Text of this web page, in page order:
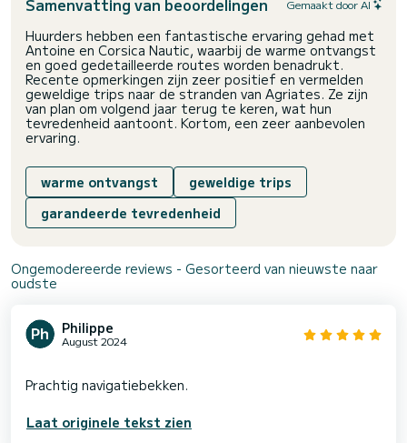
Gemaakt door AI
Huurders hebben een fantastische ervaring gehad met
Antoine en Corsica Nautic, waarbij de warme ontvangst
en goed gedetailleerde routes worden benadrukt.
Recente opmerkingen zijn zeer positief en vermelden
geweldige trips naar de stranden van Agriates. Ze zijn
van plan om volgend jaar terug te keren, wat hun
tevredenheid aantoont. Kortom, een zeer aanbevolen
ervaring.
warme ontvangst
geweldige trips
garandeerde tevredenheid
Ongemodereerde reviews - Gesorteerd van nieuwste naar
oudste
Philippe
August 2024
Laat originele tekst zien